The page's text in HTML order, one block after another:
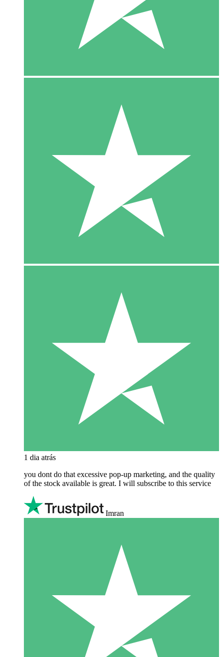
1 dia atrás
you dont do that excessive pop-up marketing, and the quality
of the stock available is great. I will subscribe to this service
Imran